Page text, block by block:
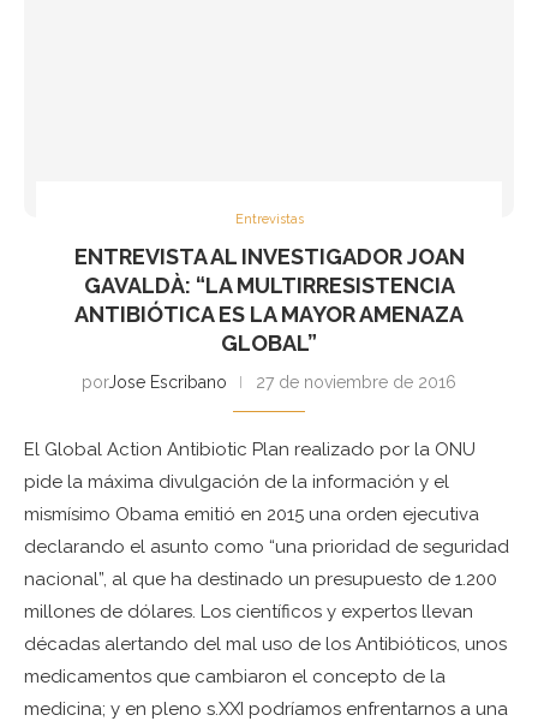
Entrevistas
ENTREVISTA AL INVESTIGADOR JOAN
GAVALDÀ: “LA MULTIRRESISTENCIA
ANTIBIÓTICA ES LA MAYOR AMENAZA
GLOBAL”
porJose Escribano 27 de noviembre de 2016
El Global Action Antibiotic Plan realizado por la ONU
pide la máxima divulgación de la información y el
mismísimo Obama emitió en 2015 una orden ejecutiva
declarando el asunto como “una prioridad de seguridad
nacional”, al que ha destinado un presupuesto de 1.200
millones de dólares. Los científicos y expertos llevan
décadas alertando del mal uso de los Antibióticos, unos
medicamentos que cambiaron el concepto de la
medicina; y en pleno s.XXI podríamos enfrentarnos a una